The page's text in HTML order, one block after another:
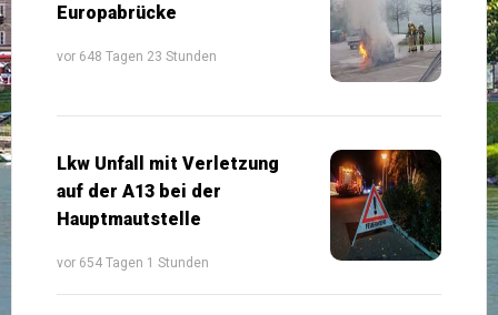
Europabrücke
vor 648 Tagen 23 Stunden
Lkw Unfall mit Verletzung
auf der A13 bei der
Hauptmautstelle
vor 654 Tagen 1 Stunden